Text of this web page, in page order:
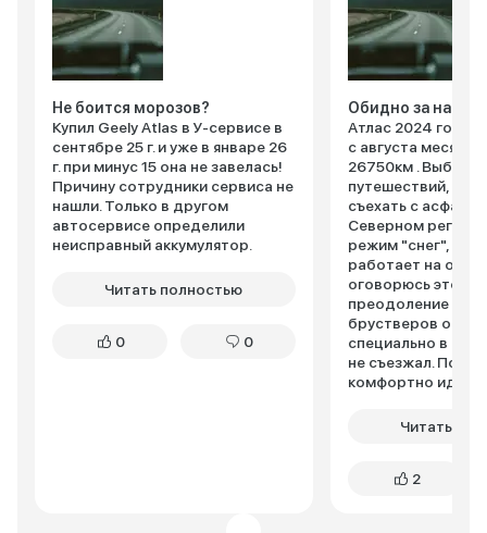
Не боится морозов?
Купил Geely Atlas в У-сервисе в
сентябре 25 г. и уже в январе 26
г. при минус 15 она не завелась!
Причину сотрудники сервиса не
нашли. Только в другом
автосервисе определили
неисправный аккумулятор.
Читать полностью
0 0
Обидно за наш
Атлас 2024 года в
с августа месяца,
26750км .
путешествий, с
съехать с
Северном
режим "снег",
работает на
оговорюсь это до
преодоление
брустверов от
специально в
не съезжал. По
комфортно идёт,
привыкания. Чего
скошенного
Читать
2